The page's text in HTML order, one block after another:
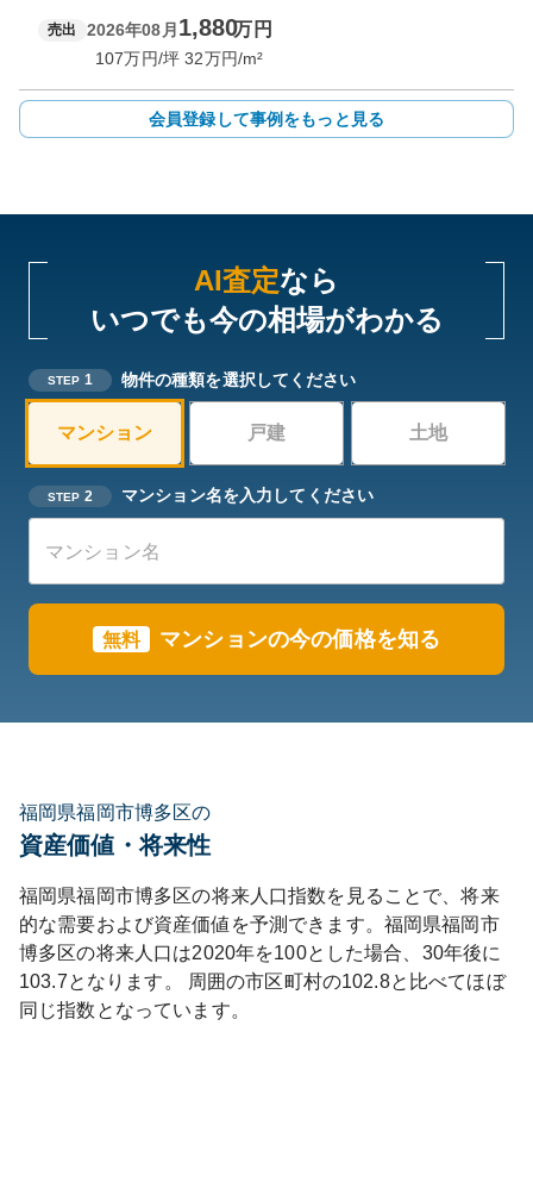
売出 2026年08月 1,880万円
107万円/坪 32万円/m²
会員登録して事例をもっと見る
AI査定なら
いつでも今の相場がわかる
STEP 1 物件の種類を選択してください
マンション 戸建 土地
STEP 2 マンション名を入力してください
無料 マンションの今の価格を知る
福岡県福岡市博多区の
資産価値・将来性
福岡県福岡市博多区の将来人口指数を見ることで、将来
的な需要および資産価値を予測できます。 福岡県福岡市
博多区の将来人口は2020年を100とした場合、30年後に
103.7となります。 周囲の市区町村の102.8と比べてほぼ
同じ指数となっています。